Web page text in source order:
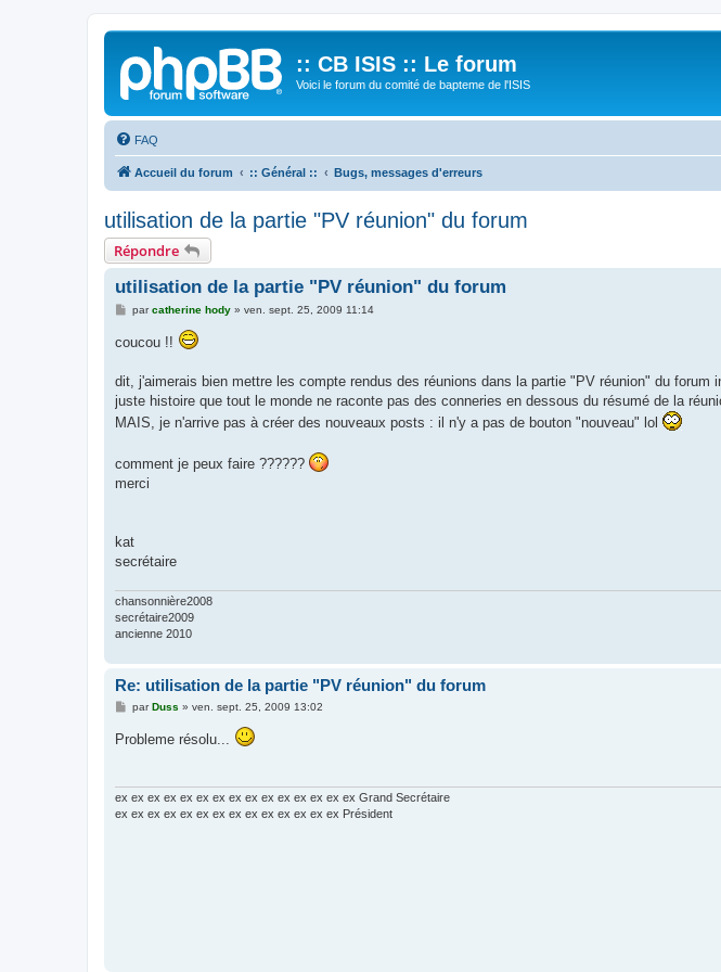
:: CB ISIS :: Le forum
Voici le forum du comité de bapteme de l'ISIS
FAQ
Accueil du forum :: Général :: Bugs, messages d'erreurs
utilisation de la partie "PV réunion" du forum
Répondre
utilisation de la partie "PV réunion" du forum
M
s
e
parcatherine hody» ven. sept. 25, 2009 11:14
coucou !!
dit, j'aimerais bien mettre les compte rendus des réunions dans la partie "PV réunion" du forum
juste histoire que tout le monde ne raconte pas des conneries en dessous du résumé de la
MAIS, je n'arrive pas à créer des nouveaux posts : il n'y a pas de bouton "nouveau" lol
comment je peux faire ??????
merci
kat
secrétaire
chansonnière2008
secrétaire2009
ancienne 2010
Re: utilisation de la partie "PV réunion" du forum
M
s
parDuss » ven. sept. 25, 2009 13:02
Probleme résolu...
ex ex ex ex ex ex ex ex ex ex ex ex ex ex ex Grand Secrétaire
ex ex ex ex ex ex ex ex ex ex ex ex ex ex Président